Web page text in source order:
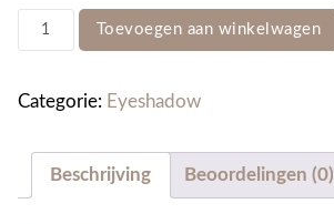
Eyeshadow
No.
Flower
aantal
Toevoegen aan winkelwagen
Categorie: Eyeshadow
Beschrijving Beoordelingen (0)